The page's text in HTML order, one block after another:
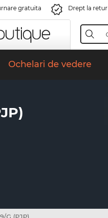
gratuita Drept la retur
Ochelari de vedere